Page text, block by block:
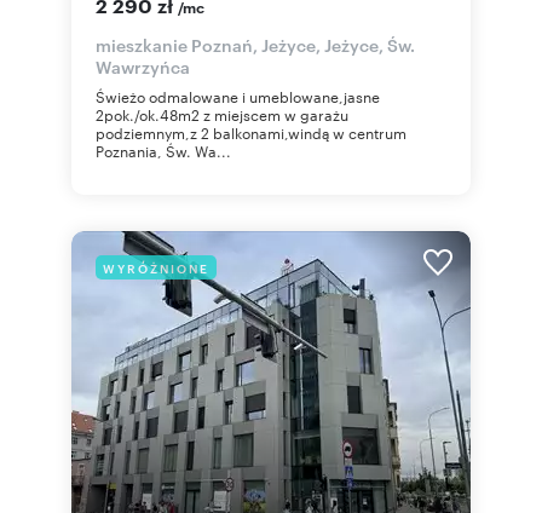
/mc
mieszkanie Poznań, Jeżyce, Jeżyce, Św.
Wawrzyńca
Świeżo odmalowane i umeblowane,jasne
2pok./ok.48m2 z miejscem w garażu
podziemnym,z 2 balkonami,windą w centrum
Poznania, Św. Wa...
WYRÓŻNIONE